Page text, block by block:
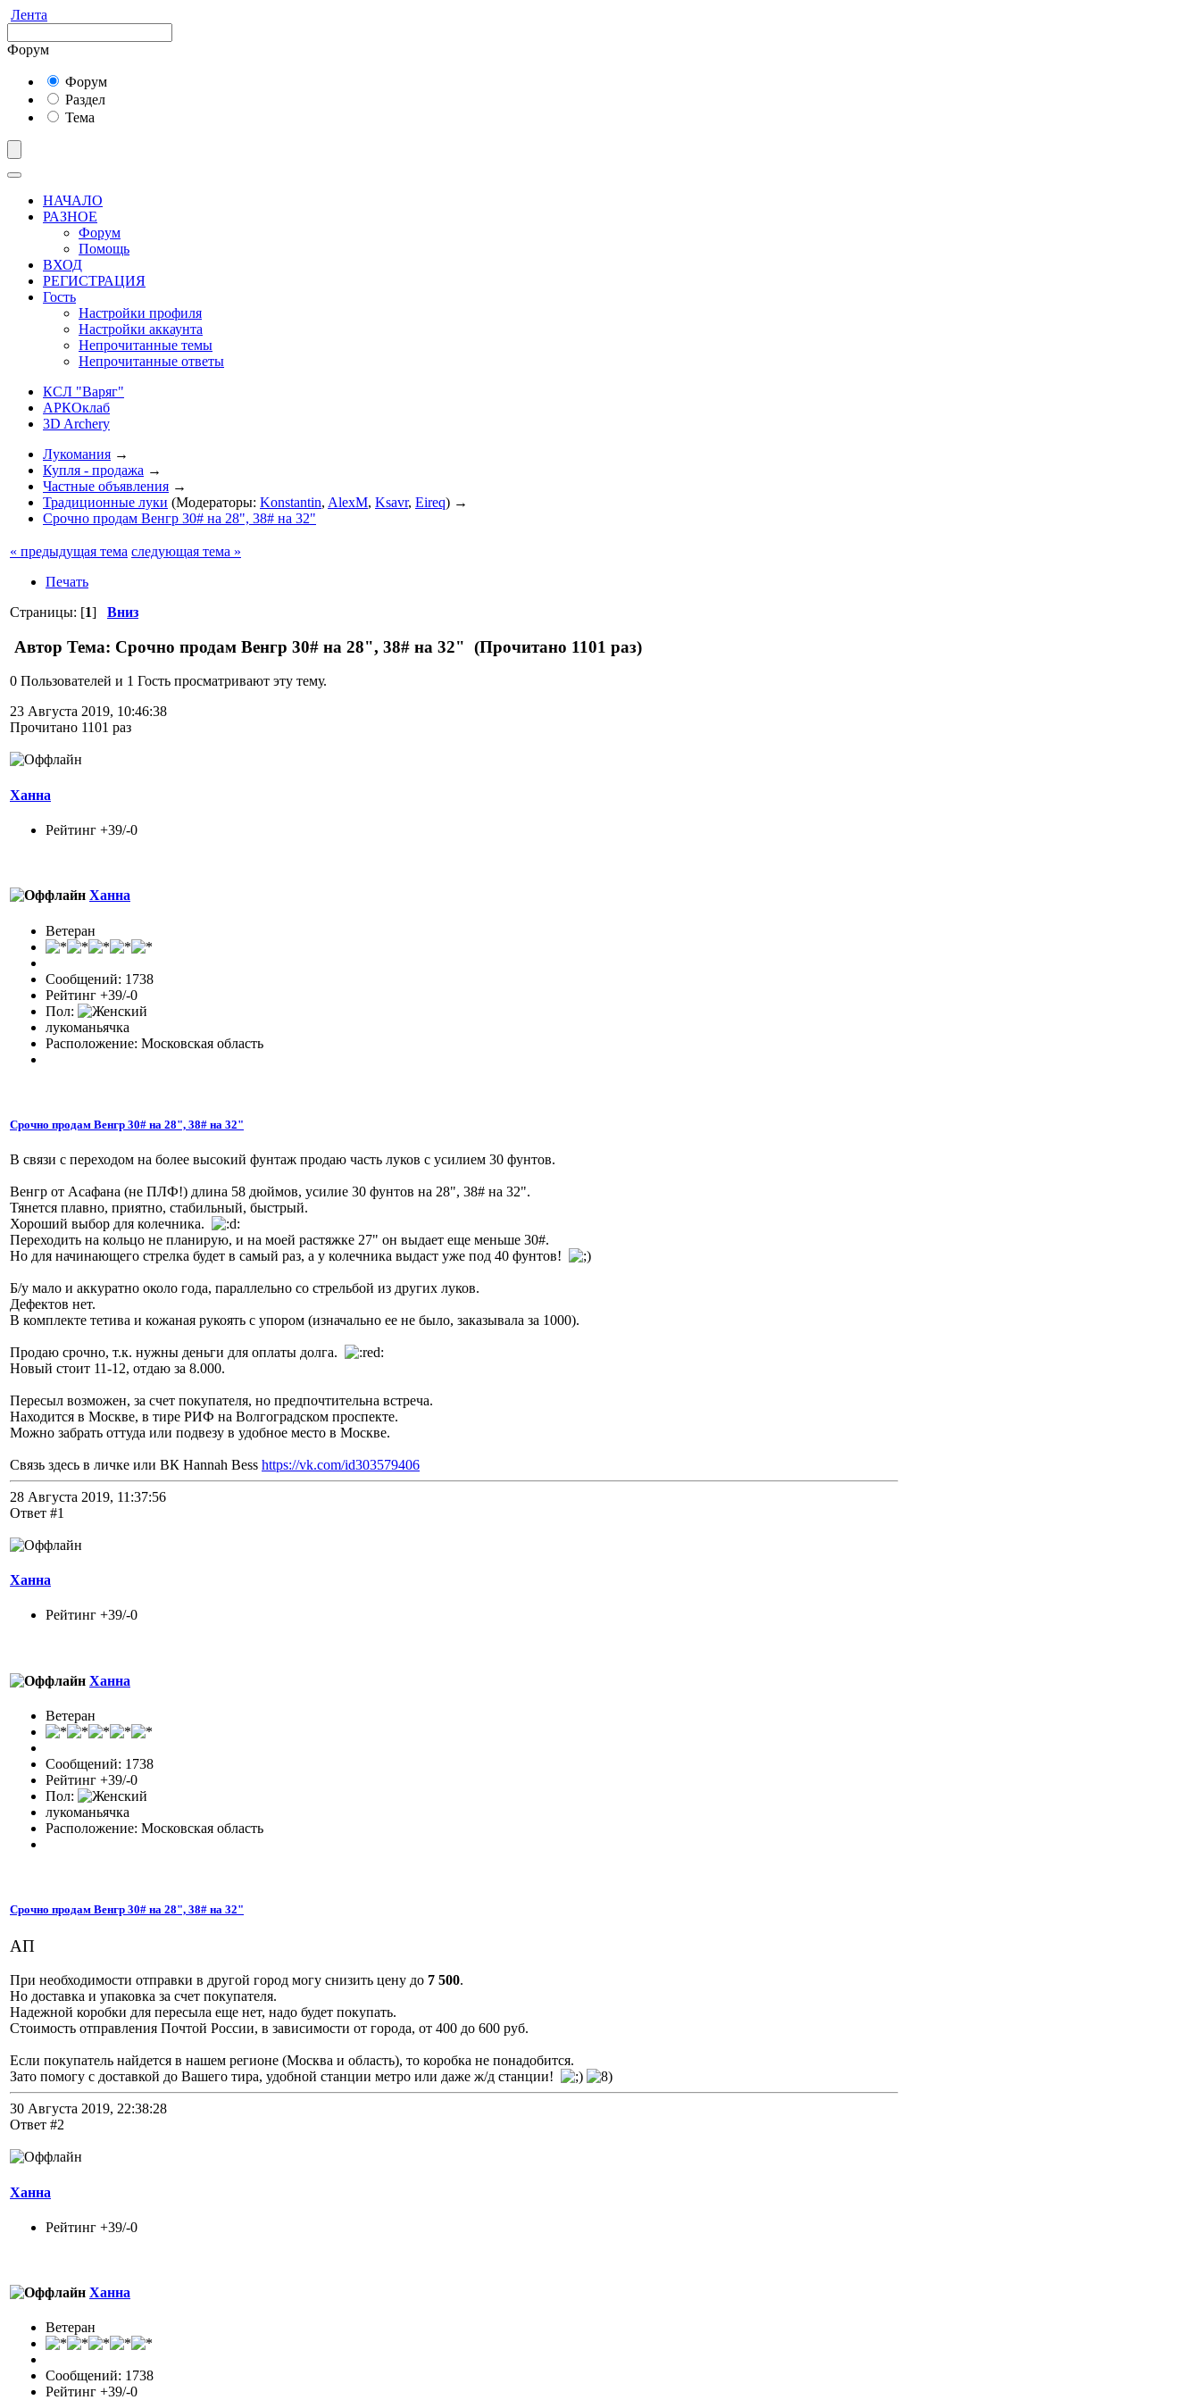
Лента
Форум
Форум
Раздел
Тема
НАЧАЛО
РАЗНОЕ
Форум
Помощь
ВХОД
РЕГИСТРАЦИЯ
Гость
Настройки профиля
Настройки аккаунта
Непрочитанные темы
Непрочитанные ответы
КСЛ "Варяг"
АРКОклаб
3D Archery
Лукомания →
Купля - продажа →
Частные объявления →
Традиционные луки (Модераторы: Konstantin, AlexM, Ksavr, Eireq) →
Срочно продам Венгр 30# на 28", 38# на 32"
« предыдущая тема следующая тема »
Печать
Страницы: [1] Вниз
Автор Тема: Срочно продам Венгр 30# на 28", 38# на 32" (Прочитано 1101 раз)
0 Пользователей и 1 Гость просматривают эту тему.
23 Августа 2019, 10:46:38
Прочитано 1101 раз
Ханна
Рейтинг +39/-0
Ханна
Ветеран
Сообщений: 1738
Рейтинг +39/-0
Пол:
лукоманьячка
Расположение: Московская область
Срочно продам Венгр 30# на 28", 38# на 32"
В связи с переходом на более высокий фунтаж продаю часть луков с усилием 30 фунтов.
Венгр от Асафана (не ПЛФ!) длина 58 дюймов, усилие 30 фунтов на 28", 38# на 32".
Тянется плавно, приятно, стабильный, быстрый.
Хороший выбор для колечника.
Переходить на кольцо не планирую, и на моей растяжке 27" он выдает еще меньше 30#.
Но для начинающего стрелка будет в самый раз, а у колечника выдаст уже под 40 фунтов!
Б/у мало и аккуратно около года, параллельно со стрельбой из других луков.
Дефектов нет.
В комплекте тетива и кожаная рукоять с упором (изначально ее не было, заказывала за 1000).
Продаю срочно, т.к. нужны деньги для оплаты долга.
Новый стоит 11-12, отдаю за 8.000.
Пересыл возможен, за счет покупателя, но предпочтительна встреча.
Находится в Москве, в тире РИФ на Волгоградском проспекте.
Можно забрать оттуда или подвезу в удобное место в Москве.
Связь здесь в личке или ВК Hannah Bess https://vk.com/id303579406
28 Августа 2019, 11:37:56
Ответ #1
Ханна
Рейтинг +39/-0
Ханна
Ветеран
Сообщений: 1738
Рейтинг +39/-0
Пол:
лукоманьячка
Расположение: Московская область
Срочно продам Венгр 30# на 28", 38# на 32"
АП
При необходимости отправки в другой город могу снизить цену до 7 500.
Но доставка и упаковка за счет покупателя.
Надежной коробки для пересыла еще нет, надо будет покупать.
Стоимость отправления Почтой России, в зависимости от города, от 400 до 600 руб.
Если покупатель найдется в нашем регионе (Москва и область), то коробка не понадобится.
Зато помогу с доставкой до Вашего тира, удобной станции метро или даже ж/д станции!
30 Августа 2019, 22:38:28
Ответ #2
Ханна
Рейтинг +39/-0
Ханна
Ветеран
Сообщений: 1738
Рейтинг +39/-0